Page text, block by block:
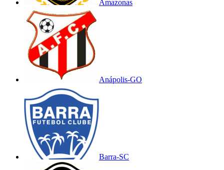
Amazonas
Anápolis-GO
Barra-SC